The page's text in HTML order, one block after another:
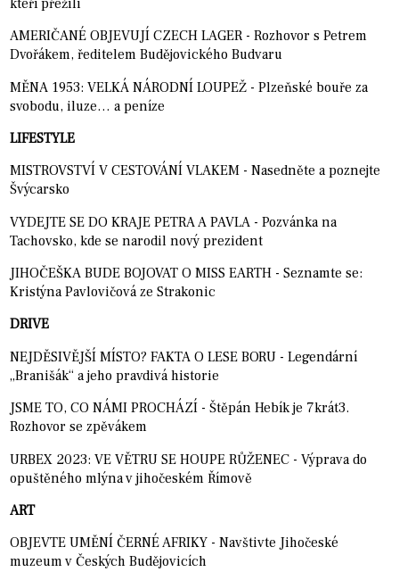
AMERIČANÉ OBJEVUJÍ CZECH LAGER - Rozhovor s Petrem
Dvořákem, ředitelem Budějovického Budvaru
MĚNA 1953: VELKÁ NÁRODNÍ LOUPEŽ - Plzeňské bouře za
svobodu, iluze… a peníze
LIFESTYLE
MISTROVSTVÍ V CESTOVÁNÍ VLAKEM - Nasedněte a poznejte
Švýcarsko
VYDEJTE SE DO KRAJE PETRA A PAVLA - Pozvánka na
Tachovsko, kde se narodil nový prezident
JIHOČEŠKA BUDE BOJOVAT O MISS EARTH - Seznamte se:
Kristýna Pavlovičová ze Strakonic
DRIVE
NEJDĚSIVĚJŠÍ MÍSTO? FAKTA O LESE BORU - Legendární
„Branišák“ a jeho pravdivá historie
JSME TO, CO NÁMI PROCHÁZÍ - Štěpán Hebík je 7krát3.
Rozhovor se zpěvákem
URBEX 2023: VE VĚTRU SE HOUPE RŮŽENEC - Výprava do
opuštěného mlýna v jihočeském Římově
ART
OBJEVTE UMĚNÍ ČERNÉ AFRIKY - Navštivte Jihočeské
muzeum v Českých Budějovicích